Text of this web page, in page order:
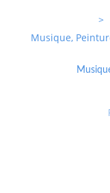
>
Musique,